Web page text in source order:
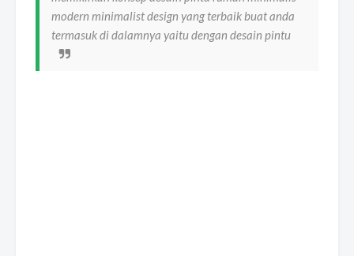
modern minimalist design yang terbaik buat anda
termasuk di dalamnya yaitu dengan desain pintu